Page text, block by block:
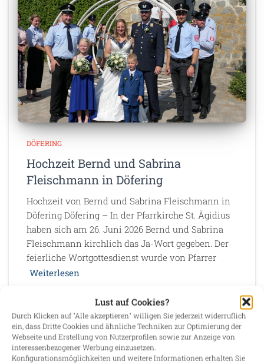
Lust auf Cookies?
Durch Klicken auf "Alle akzeptieren" willigen Sie jederzeit widerruflich
ein, dass Dritte Cookies und ähnliche Techniken zur Optimierung der
Webseite und Erstellung von Nutzerprofilen sowie zur Anzeige von
interessenbezogener Werbung einzusetzen.
Konfigurationsmöglichkeiten und weitere Informationen erhalten Sie
DÖFERING
Hochzeit Bernd und Sabrina
Fleischmann in Döfering
Hochzeit von Bernd und Sabrina Fleischmann in
Döfering Döfering – In der Pfarrkirche St. Ägidius
haben sich am 26. Juni 2026 Bernd und Sabrina
Fleischmann kirchlich das Ja-Wort gegeben. Der
feierliche Wortgottesdienst wurde von Pfarrer
Weiterlesen
Suchen
SUCHEN